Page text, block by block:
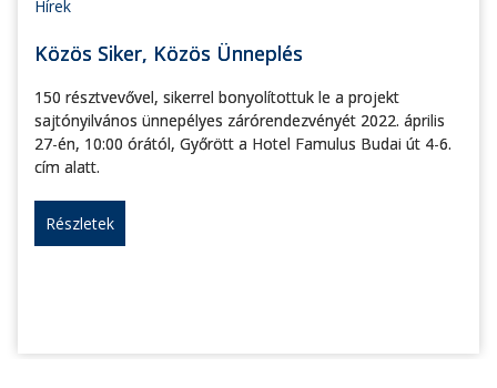
Hírek
Közös Siker, Közös Ünneplés
150 résztvevővel, sikerrel bonyolítottuk le a projekt
sajtónyilvános ünnepélyes zárórendezvényét 2022. április
27-én, 10:00 órától, Győrött a Hotel Famulus Budai út 4-6.
cím alatt.
Részletek